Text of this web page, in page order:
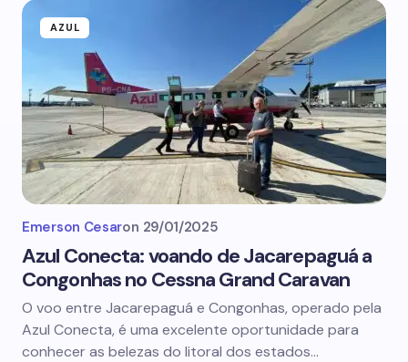
AZUL
Emerson Cesaron 29/01/2025
Azul Conecta: voando de Jacarepaguá a
Congonhas no Cessna Grand Caravan
O voo entre Jacarepaguá e Congonhas, operado pela
Azul Conecta, é uma excelente oportunidade para
conhecer as belezas do litoral dos estados…